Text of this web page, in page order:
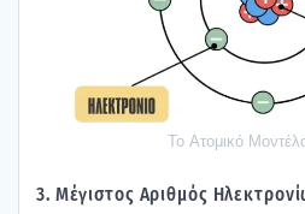
To Ατο­μι­κό
3. Μέγι­στος Αριθ­μός